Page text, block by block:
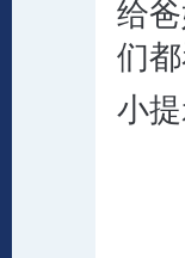
给
们
小